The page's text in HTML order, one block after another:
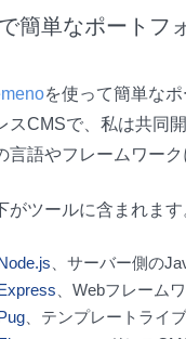
簡単なポートフ
を使って簡単な
スCMSで、私は共同
言語やフレームワー
がツールに含まれます
Node.js 、サーバー側の
Express 、Webフレーム
Pug、テンプレートライ